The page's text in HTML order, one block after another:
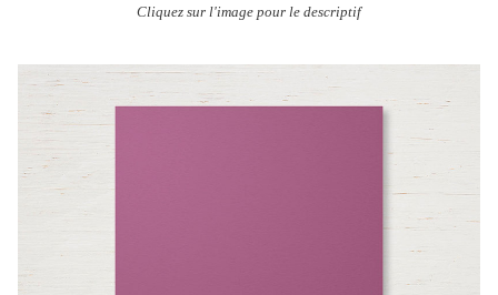
Cliquez sur l'image pour le descriptif